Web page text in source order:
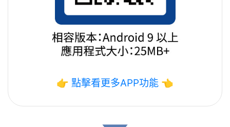
👉 點擊看更多APP功能 👈